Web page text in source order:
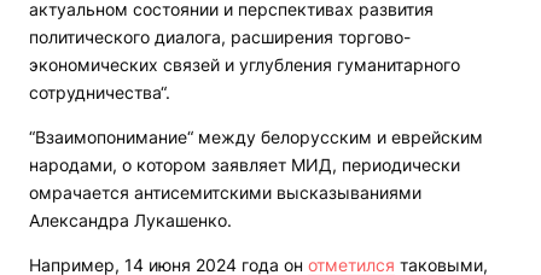
актуальном состоянии и перспективах развития
политического диалога, расширения торгово-
экономических связей и углубления гуманитарного
сотрудничества“.
“Взаимопонимание“ между белорусским и еврейским
народами, о котором заявляет МИД, периодически
омрачается антисемитскими высказываниями
Александра Лукашенко.
Например, 14 июня 2024 года он отметился таковыми,